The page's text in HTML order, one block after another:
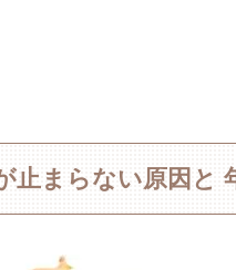
止まらない原因と